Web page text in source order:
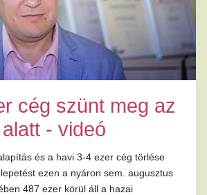
cég szünt meg az
- videó
és a havi 3-4 ezer cég törlése
ezen a nyáron sem. augusztus
487 ezer körül áll a hazai